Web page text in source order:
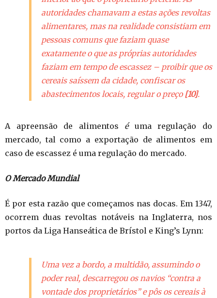
autoridades chamavam a estas ações revoltas
alimentares, mas na realidade consistiam em
pessoas comuns que faziam quase
exatamente o que as próprias autoridades
faziam em tempo de escassez – proibir que os
cereais saíssem da cidade, confiscar os
abastecimentos locais, regular o preço [10].
A apreensão de alimentos éuma regulação do
mercado, tal como a exportação de alimentos em
caso de escassez é uma regulação do mercado.
O Mercado Mundial
É por esta razão que começamos nas docas. Em 1347,
ocorrem duas revoltas notáveis na Inglaterra, nos
portos da Liga Hanseática de Brístol e King’s Lynn:
Uma vez a bordo, a multidão, assumindo o
poder real, descarregou os navios “contra a
vontade dos proprietários” e pôs os cereais à